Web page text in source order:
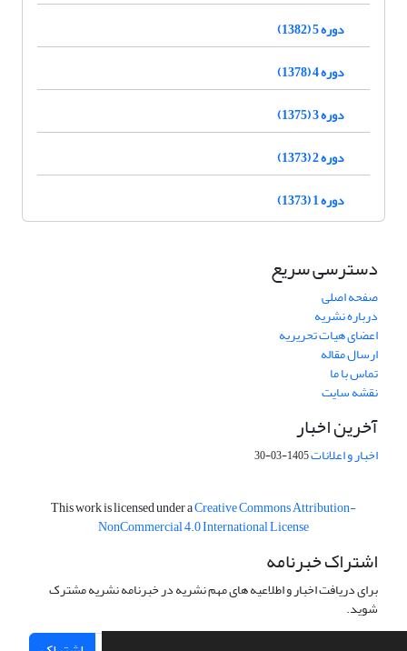
دوره 5 (1382)
دوره 4 (1378)
دوره 3 (1375)
دوره 2 (1373)
دوره 1 (1373)
دسترسی سریع
صفحه اصلی
درباره نشریه
اعضای هیات تحریریه
ارسال مقاله
تماس با ما
نقشه سایت
آخرین اخبار
اخبار و اعلانات1405-03-30
This work is licensed under aCreative Commons Attribution-
NonCommercial 4.0 International License
اشتراک خبرنامه
برای دریافت اخبار و اطلاعیه های مهم نشریه در خبرنامه نشریه مشترک
شوید.